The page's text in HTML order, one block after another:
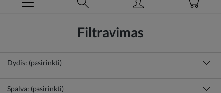
Filtravimas
Dydis: (pasirinkti)
Spalva: (pasirinkti)